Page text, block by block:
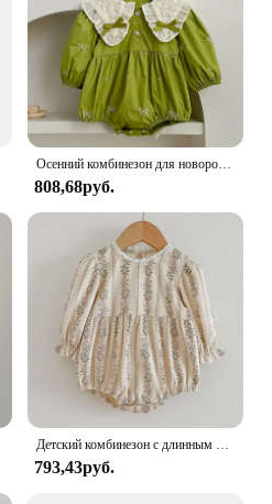
Осенний комбинезон для новорожденных девочек, одежда для малышей, хлопковые комбинезоны принцессы с вышитым бантом, кружевной детский комбинезон, комбинезон
808,68руб.
793,43руб.